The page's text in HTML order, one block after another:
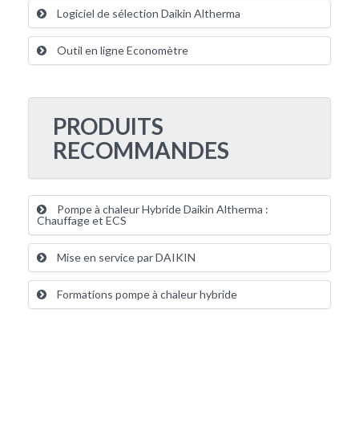
Logiciel de sélection Daikin Altherma
Outil en ligne Economètre
PRODUITS
RECOMMANDES
Pompe à chaleur Hybride Daikin Altherma :
Chauffage et ECS
Mise en service par DAIKIN
Formations pompe à chaleur hybride